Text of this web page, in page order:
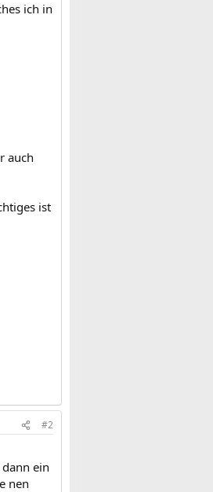
ich in
auch
ist
#2
ein
nen